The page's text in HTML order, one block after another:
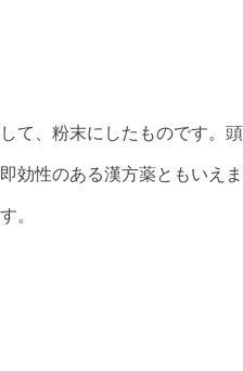
て、粉末にしたものです。
効性のある漢方薬ともいえ
。